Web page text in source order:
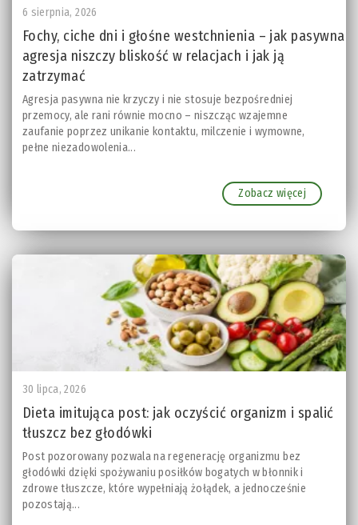
6 sierpnia, 2026
Fochy, ciche dni i głośne westchnienia – jak pasywna
agresja niszczy bliskość w relacjach i jak ją
zatrzymać
Agresja pasywna nie krzyczy i nie stosuje bezpośredniej
przemocy, ale rani równie mocno – niszcząc wzajemne
zaufanie poprzez unikanie kontaktu, milczenie i wymowne,
pełne niezadowolenia...
Zobacz więcej
30 lipca, 2026
Dieta imitująca post: jak oczyścić organizm i spalić
tłuszcz bez głodówki
Post pozorowany pozwala na regenerację organizmu bez
głodówki dzięki spożywaniu posiłków bogatych w błonnik i
zdrowe tłuszcze, które wypełniają żołądek, a jednocześnie
pozostają...